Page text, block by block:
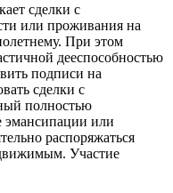
сделки с
или проживания на
При этом
дееспособностью
подписи на
сделки с
полностью
эмансипации или
распоряжаться
Участие